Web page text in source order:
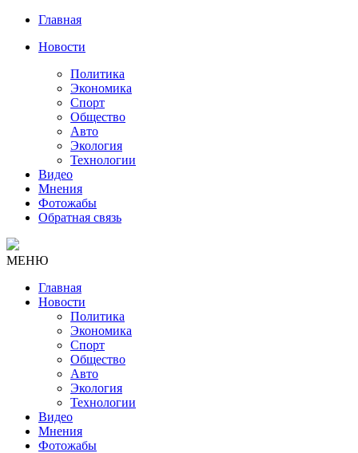
Главная
Новости
Политика
Экономика
Спорт
Общество
Авто
Экология
Технологии
Видео
Мнения
Фотожабы
Обратная связь
МЕНЮ
Главная
Новости
Политика
Экономика
Спорт
Общество
Авто
Экология
Технологии
Видео
Мнения
Фотожабы